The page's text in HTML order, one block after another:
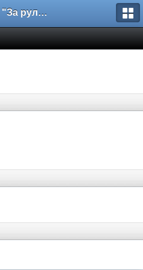
Форум "За рулем"